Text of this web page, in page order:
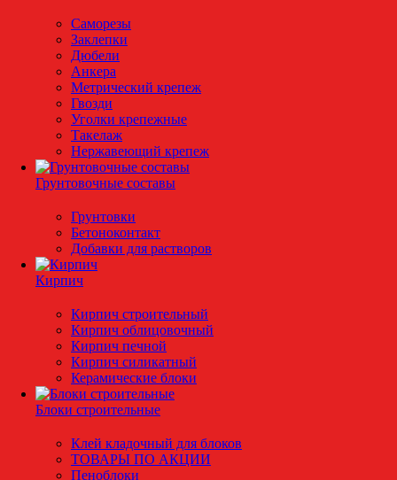
Саморезы
Заклепки
Дюбели
Анкера
Метрический крепеж
Гвозди
Уголки крепежные
Такелаж
Нержавеющий крепеж
Грунтовочные составы
Грунтовки
Бетоноконтакт
Добавки для растворов
Кирпич
Кирпич строительный
Кирпич облицовочный
Кирпич печной
Кирпич силикатный
Керамические блоки
Блоки строительные
Клей кладочный для блоков
ТОВАРЫ ПО АКЦИИ
Пеноблоки